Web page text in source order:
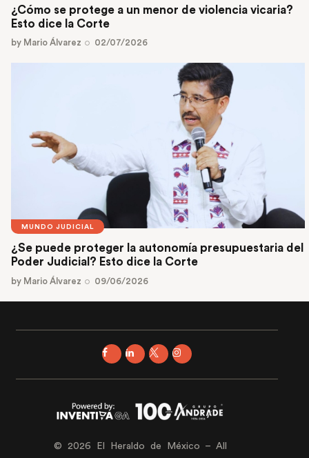
¿Cómo se protege a un menor de violencia vicaria?
Esto dice la Corte
by Mario Álvarez 02/07/2026
MUNDO JUDICIAL
¿Se puede proteger la autonomía presupuestaria del
Poder Judicial? Esto dice la Corte
by Mario Álvarez 09/06/2026
© 2026 El Heraldo de México – All